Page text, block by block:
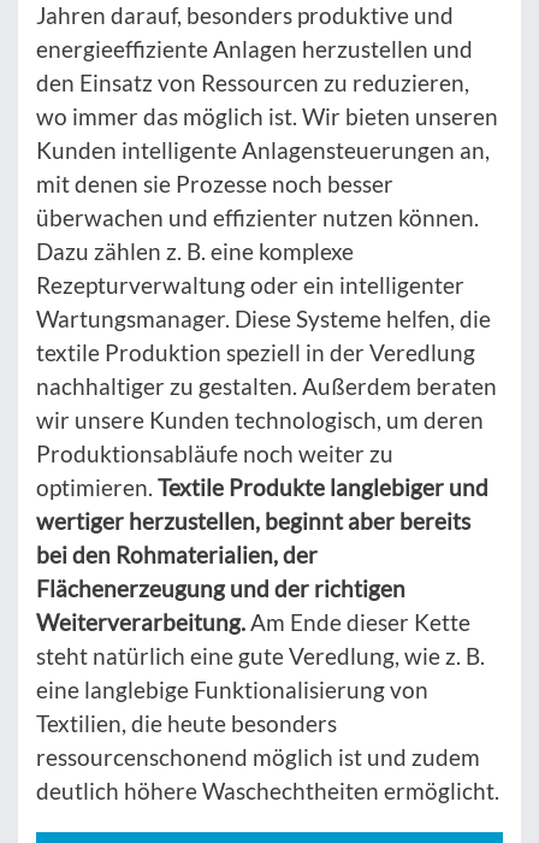
Jahren darauf, besonders produktive und
energieeffiziente Anlagen herzustellen und
den Einsatz von Ressourcen zu reduzieren,
wo immer das möglich ist. Wir bieten unseren
Kunden intelligente Anlagensteuerungen an,
mit denen sie Prozesse noch besser
überwachen und effizienter nutzen können.
Dazu zählen z. B. eine komplexe
Rezepturverwaltung oder ein intelligenter
Wartungsmanager. Diese Systeme helfen, die
textile Produktion speziell in der Veredlung
nachhaltiger zu gestalten. Außerdem beraten
wir unsere Kunden technologisch, um deren
Produktionsabläufe noch weiter zu
optimieren. Textile Produkte langlebiger und
wertiger herzustellen, beginnt aber bereits
bei den Rohmaterialien, der
Flächenerzeugung und der richtigen
Weiterverarbeitung.Am Ende dieser Kette
steht natürlich eine gute Veredlung, wie z. B.
eine langlebige Funktionalisierung von
Textilien, die heute besonders
ressourcenschonend möglich ist und zudem
deutlich höhere Waschechtheiten ermöglicht.